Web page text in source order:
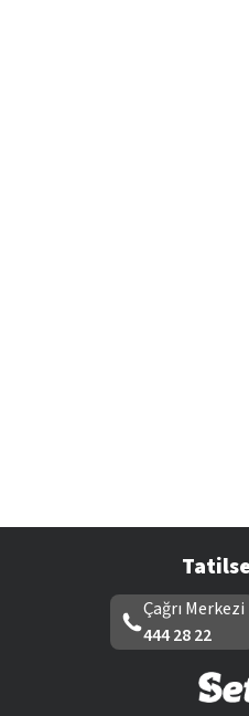
Çağrı Merkezi
444 28 22